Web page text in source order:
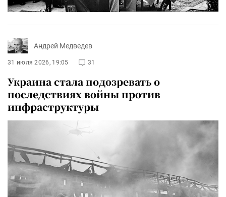
Андрей Медведев
31 июля 2026, 19:05 31
Украина стала подозревать о
последствиях войны против
инфраструктуры